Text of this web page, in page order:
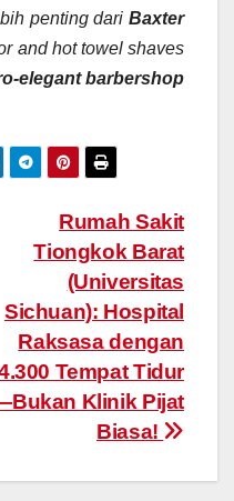
penting dari Baxter
and hot towel shaves
elegant barbershop
Rumah Sakit
Tiongkok Barat
(Universitas
Sichuan): Hospital
Raksasa dengan
Tempat Tidur
Klinik Pijat
Biasa!